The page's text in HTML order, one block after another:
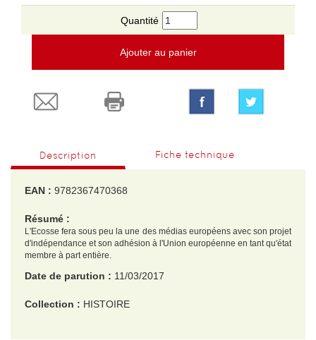
Quantité
Ajouter au panier
Description Fiche technique
EAN : 9782367470368
Résumé :
L'Ecosse fera sous peu la une des médias européens avec son projet
d'indépendance et son adhésion à l'Union européenne en tant qu'état
membre à part entière.
Date de parution : 11/03/2017
Collection : HISTOIRE